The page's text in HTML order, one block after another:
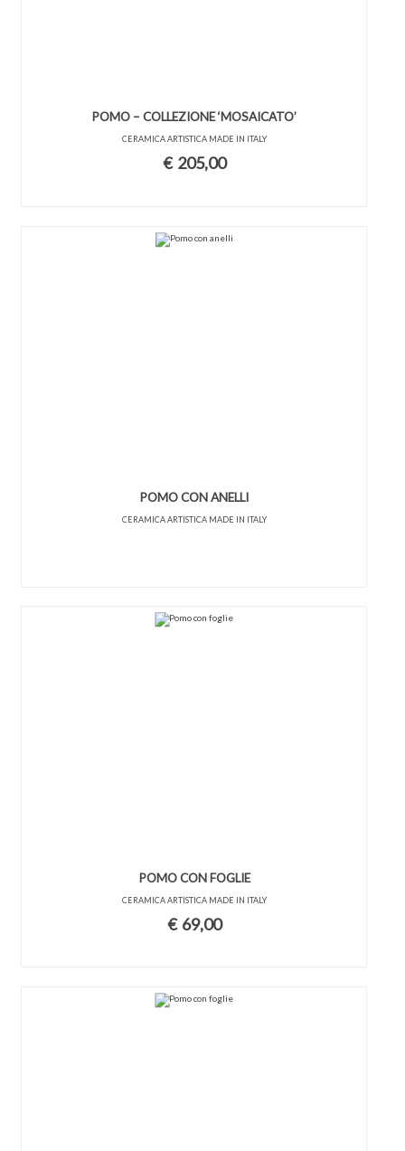
POMO – COLLEZIONE ‘MOSAICATO’
CERAMICA ARTISTICA MADE IN ITALY
€ 205,00
POMO CON ANELLI
CERAMICA ARTISTICA MADE IN ITALY
POMO CON FOGLIE
CERAMICA ARTISTICA MADE IN ITALY
€ 69,00